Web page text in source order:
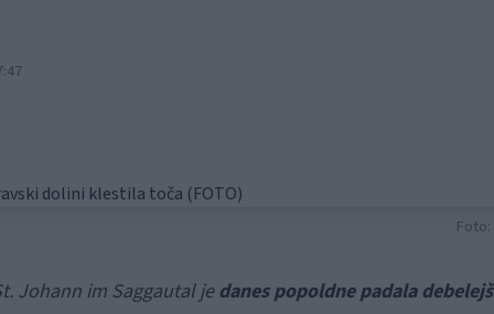
Johann im Saggautal je danes popoldne padala